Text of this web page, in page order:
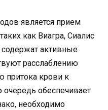
является прием
как Виагра, Сиалис
активные
расслаблению
притока крови к
обеспечивает
необходимо